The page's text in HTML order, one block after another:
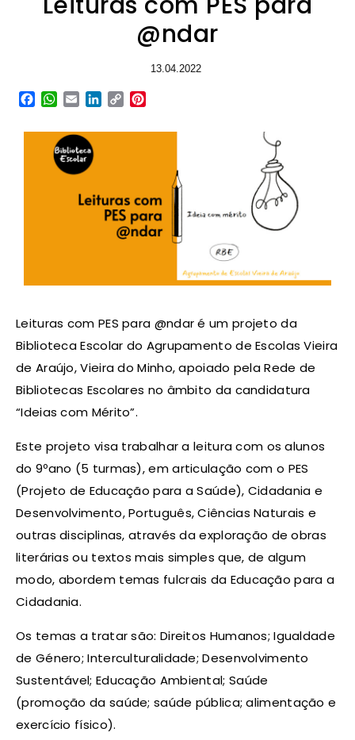
@ndar
13.04.2022
Facebook
WhatsApp
EmailLinkedIn
Copy
Leituras com PES para @ndar é um projeto da
Biblioteca Escolar do Agrupamento de Escolas Vieira
de Araújo, Vieira do Minho, apoiado pela Rede de
Bibliotecas Escolares no âmbito da candidatura
“Ideias com Mérito”.
Este projeto visa trabalhar a leitura com os alunos
do 9ºano (5 turmas), em articulação com o PES
(Projeto de Educação para a Saúde), Cidadania e
Desenvolvimento, Português, Ciências Naturais e
outras disciplinas, através da exploração de obras
literárias ou textos mais simples que, de algum
modo, abordem temas fulcrais da Educação para a
Cidadania.
Os temas a tratar são: Direitos Humanos; Igualdade
de Género; Interculturalidade; Desenvolvimento
Sustentável; Educação Ambiental; Saúde
(promoção da saúde; saúde pública; alimentação e
exercício físico).